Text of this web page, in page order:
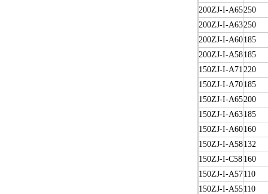
200ZJ-I-A65250
200ZJ-I-A63250
200ZJ-I-A60185
200ZJ-I-A58185
150ZJ-I-A71220
150ZJ-I-A70185
150ZJ-I-A65200
150ZJ-I-A63185
150ZJ-I-A60160
150ZJ-I-A58132
150ZJ-I-C58 160
150ZJ-I-A57110
150ZJ-I-A55110